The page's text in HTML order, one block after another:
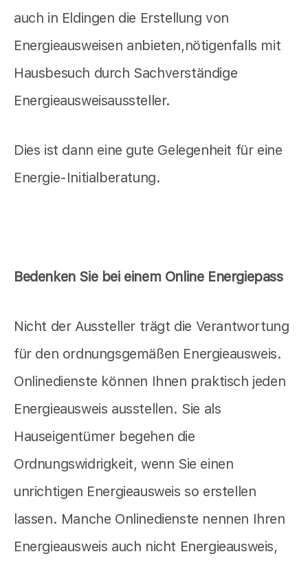
auch in Eldingen die Erstellung von
Energieausweisen anbieten,nötigenfalls mit
Hausbesuch durch Sachverständige
Energieausweisaussteller.
Dies ist dann eine gute Gelegenheit für eine
Energie-Initialberatung.
Bedenken Sie bei einem Online Energiepass
Nicht der Aussteller trägt die Verantwortung
für den ordnungsgemäßen Energieausweis.
Onlinedienste können Ihnen praktisch jeden
Energieausweis ausstellen. Sie als
Hauseigentümer begehen die
Ordnungswidrigkeit, wenn Sie einen
unrichtigen Energieausweis so erstellen
lassen. Manche Onlinedienste nennen Ihren
Energieausweis auch nicht Energieausweis,